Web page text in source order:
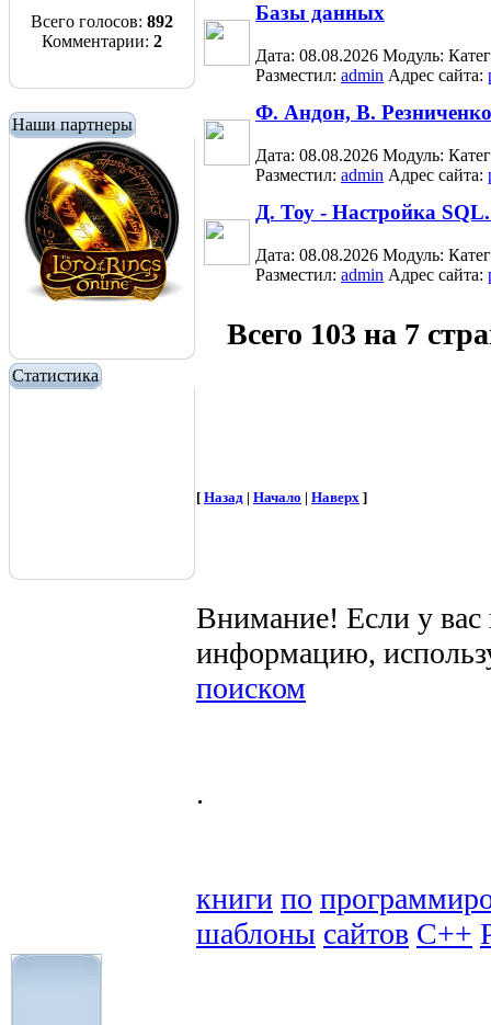
Всего голосов: 892
Комментарии: 2
Наши партнеры
Статистика
Базы данных
Дата: 08.08.2026 Модуль:
Разместил: admin Адрес сайта:
Ф. Андон, В.
Дата: 08.08.2026 Модуль:
Разместил: admin Адрес сайта:
Д. Тоу - Настройка
Дата: 08.08.2026 Модуль:
Разместил: admin Адрес сайта:
Всего 103 на 7
[ Назад | Начало | Наверх ]
Внимание! Если у
информацию,
поиском
.
книги по
шаблоны сайтов C++